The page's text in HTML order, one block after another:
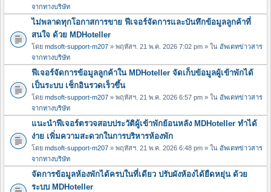
จากทางบริษัท
ไม่พลาดทุกโอกาสการขาย ฟีเจอร์จัดการและบันทึกข้อมูลลูกค้าที่
สนใจ ด้วย MDHoteller
โดย mdsoft-support-m207 » พฤหัสฯ. 21 พ.ค. 2026 7:02 pm » ใน อัพเดทข่าวสาร
จากทางบริษัท
ฟีเจอร์จัดการข้อมูลลูกค้าใน MDHoteller จัดเก็บข้อมูลผู้เข้าพักได้
เป็นระบบ เช็กอินรวดเร็วขึ้น
โดย mdsoft-support-m207 » พฤหัสฯ. 21 พ.ค. 2026 6:57 pm » ใน อัพเดทข่าวสาร
จากทางบริษัท
แนะนำฟีเจอร์ตรวจสอบประวัติผู้เข้าพักย้อนหลัง MDHoteller ทำได้
ง่าย เพิ่มความสะดวกในการบริหารห้องพัก
โดย mdsoft-support-m207 » พฤหัสฯ. 21 พ.ค. 2026 6:48 pm » ใน อัพเดทข่าวสาร
จากทางบริษัท
จัดการข้อมูลห้องพักได้ครบในที่เดียว ปรับผังห้องได้ยืดหยุ่น ด้วย
ระบบ MDHoteller